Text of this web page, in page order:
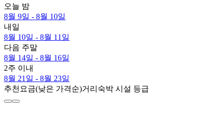
오늘 밤
8월 9일 - 8월 10일
내일
8월 10일 - 8월 11일
다음 주말
8월 14일 - 8월 16일
2주 이내
8월 21일 - 8월 23일
추천요금(낮은 가격순)거리 숙박 시설 등급